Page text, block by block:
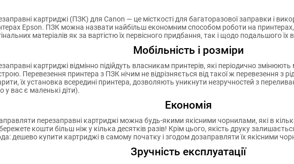
картриджі (ПЗК) для Canon — це місткості для багаторазової заправки і
Epson. ПЗК можна назвати найбільш економним способом роботи на
матеріалів як за вартістю їх первісного придбання, так і щодо подальшого їх
Мобільність і розміри
картриджі відмінно підійдуть власникам принтерів, які періодично
Перевезення принтера з ПЗК нічим не відрізняється від такої ж перевезення з
їх установка всередині принтера, дозволяють уникнути незручностей з
у вас є маленькі діти).
Економія
перезаправні картриджі можна будь-якими якісними чорнилами, які в
кошти більш ніж у кілька десятків разів! Крім цього, якість друку
дешево купити картриджі в самому початку і згодом дозаправляти їх якісними
Зручність експлуатації